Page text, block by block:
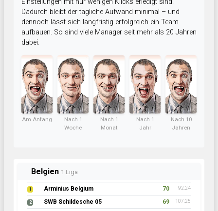
Einstellungen mit nur wenigen Klicks erledigt sind.
Dadurch bleibt der tägliche Aufwand minimal – und
dennoch lässt sich langfristig erfolgreich ein Team
aufbauen. So sind viele Manager seit mehr als 20 Jahren
dabei.
Am Anfang
Nach 1
Woche
Nach 1
Monat
Nach 1
Jahr
Nach 10
Jahren
Belgien 1.Liga
1 Arminius Belgium 70 92:24
2 SWB Schildesche 05 69 107:25